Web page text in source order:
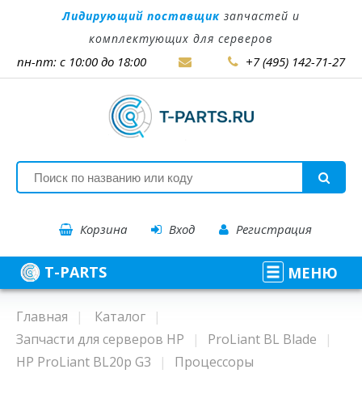
Лидирующий поставщик запчастей и
комплектующих для серверов
пн-пт: с 10:00 до 18:00 +7 (495) 142-71-27
Корзина Вход Регистрация
T-PARTS МЕНЮ
Главная
Каталог
Запчасти для серверов HP
ProLiant BL Blade
HP ProLiant BL20p G3
Процессоры